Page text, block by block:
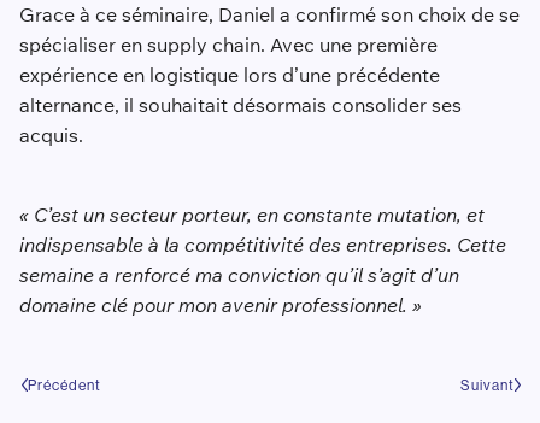
Grace à ce séminaire, Daniel a confirmé son choix de se
spécialiser en supply chain. Avec une première
expérience en logistique lors d’une précédente
alternance, il souhaitait désormais consolider ses
acquis.
« C’est un secteur porteur, en constante mutation, et
indispensable à la compétitivité des entreprises. Cette
semaine a renforcé ma conviction qu’il s’agit d’un
domaine clé pour mon avenir professionnel. »
Précédent Suivant